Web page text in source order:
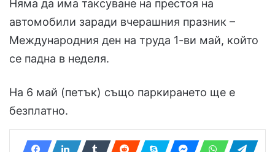
Няма да има таксуване на престоя на
автомобили заради вчерашния празник –
Международния ден на труда 1-ви май, който
се падна в неделя.
На 6 май (петък) също паркирането ще е
безплатно.